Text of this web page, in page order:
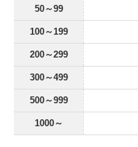
50～99
100～199
200～299
300～499
500～999
1000～